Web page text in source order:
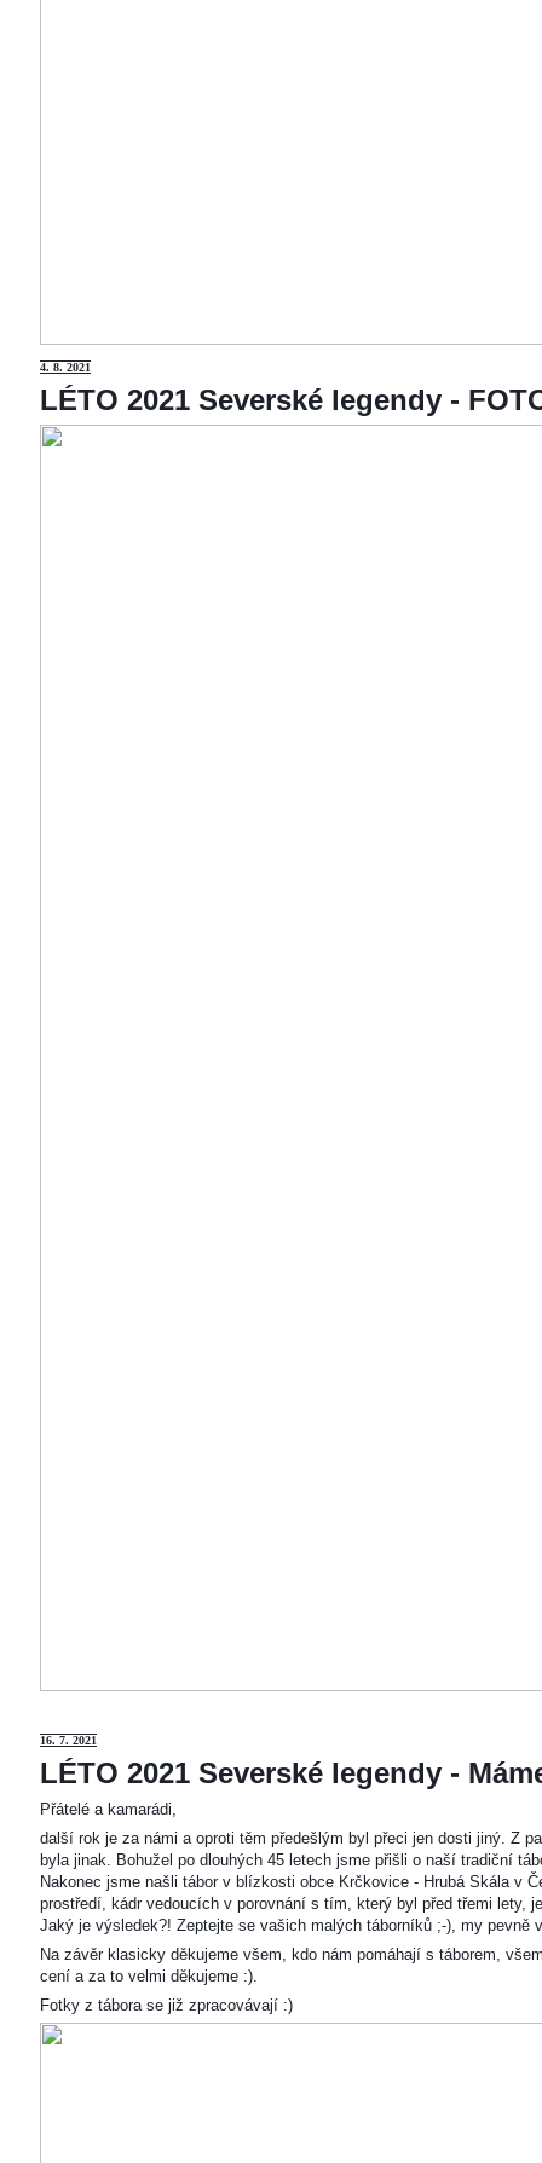
4. 8. 2021
LÉTO 2021 Severské legendy -
16. 7. 2021
LÉTO 2021 Severské legendy -
Přátelé a kamarádi,
další rok je za námi a oproti těm předešlým byl přeci jen dosti jiný. Z
byla jinak. Bohužel po dlouhých 45 letech jsme přišli o naší tradiční
Nakonec jsme našli tábor v blízkosti obce Krčkovice - Hrubá Skála v
prostředí, kádr vedoucích v porovnání s tím, který byl před třemi lety,
Jaký je výsledek?! Zeptejte se vašich malých táborníků ;-), my pevně
Na závěr klasicky děkujeme všem, kdo nám pomáhají s táborem,
cení a za to velmi děkujeme :).
Fotky z tábora se již zpracovávají :)